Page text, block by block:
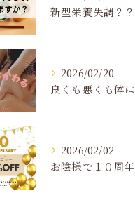
新型栄養失調？？
2026/02/20
2026/02/02
お陰様で１０周年